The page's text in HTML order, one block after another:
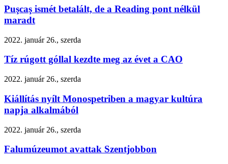
Puşcaş ismét betalált, de a Reading pont nélkül
maradt
2022. január 26., szerda
Tíz rúgott góllal kezdte meg az évet a CAO
2022. január 26., szerda
Kiállítás nyílt Monospetriben a magyar kultúra
napja alkalmából
2022. január 26., szerda
Falumúzeumot avattak Szentjobbon